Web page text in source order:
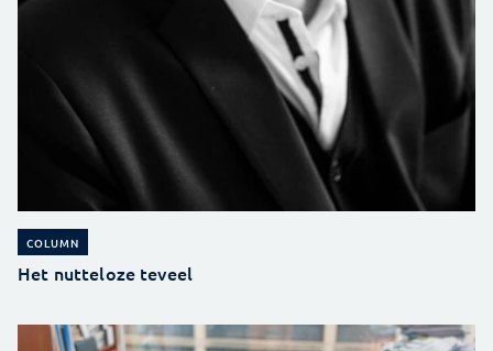
COLUMN
Het nutteloze teveel